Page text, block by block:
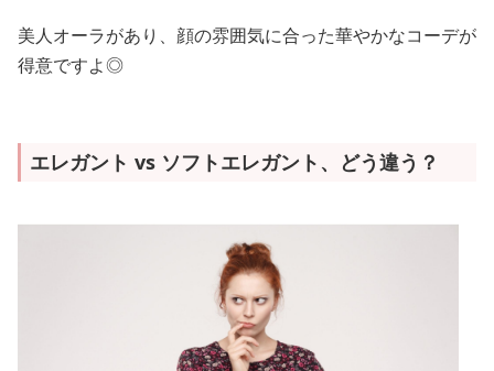
美人オーラがあり、顔の雰囲気に合った華やかなコーデが
得意ですよ◎
エレガント vs ソフトエレガント、どう違う？